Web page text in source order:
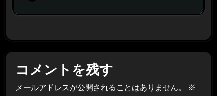
コメントを残す
メールアドレスが公開されることはありません。
※